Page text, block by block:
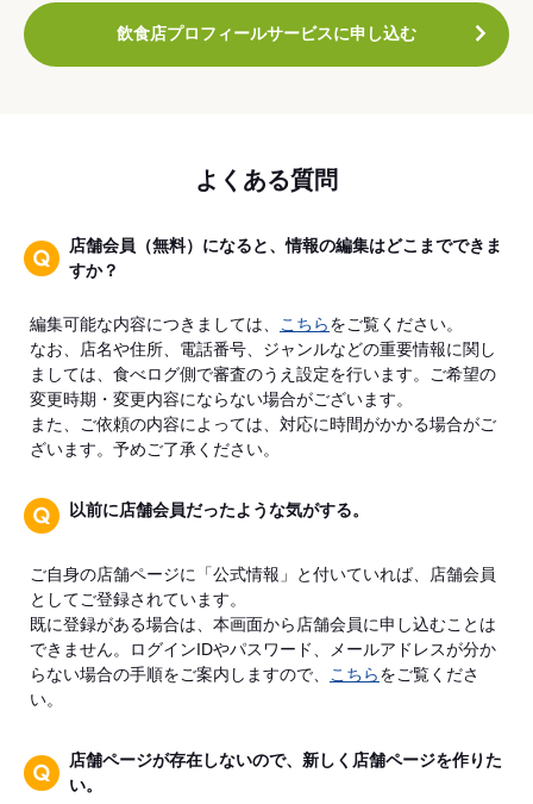
飲食店プロフィールサービスに申し込む
よくある質問
店舗会員（無料）になると、情報の編集はどこまでできま
すか？
編集可能な内容につきましては、 こちらをご覧ください。
なお、店名や住所、電話番号、ジャンルなどの重要情報に関し
ましては、食べログ側で審査のうえ設定を行います。ご希望の
変更時期・変更内容にならない場合がございます。
また、ご依頼の内容によっては、対応に時間がかかる場合がご
ざいます。予めご了承ください。
以前に店舗会員だったような気がする。
ご自身の店舗ページに「公式情報」と付いていれば、店舗会員
としてご登録されています。
既に登録がある場合は、本画面から店舗会員に申し込むことは
できません。ログインIDやパスワード、メールアドレスが分か
らない場合の手順をご案内しますので、
こちらをご覧くださ
い。
店舗ページが存在しないので、新しく店舗ページを作りた
い。